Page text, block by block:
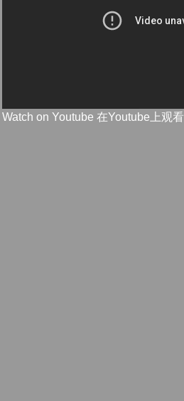
Watch on Youtube 在Youtube上观看